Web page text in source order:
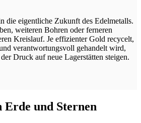
die eigentliche Zukunft des Edelmetalls.
weiteren Bohren oder ferneren
Kreislauf. Je effizienter Gold recycelt,
verantwortungsvoll gehandelt wird,
Druck auf neue Lagerstätten steigen.
Erde und Sternen